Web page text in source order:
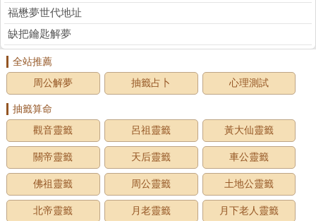
福懋夢世代地址
缺把鑰匙解夢
全站推薦
周公解夢
抽籤占卜 心理測試
抽籤算命
觀音靈籤
呂祖靈籤 黃大仙靈籤
關帝靈籤 天后靈籤 車公靈籤
佛祖靈籤 周公靈籤 土地公靈籤
北帝靈籤 月老靈籤 月下老人靈籤